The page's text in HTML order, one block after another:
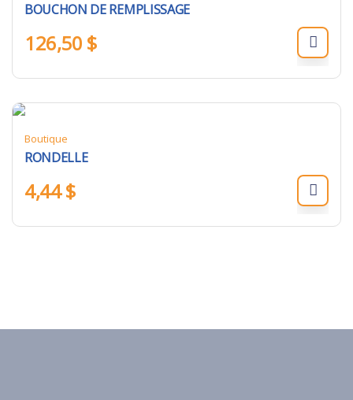
BOUCHON DE REMPLISSAGE
126,50 $
Boutique
RONDELLE
4,44$